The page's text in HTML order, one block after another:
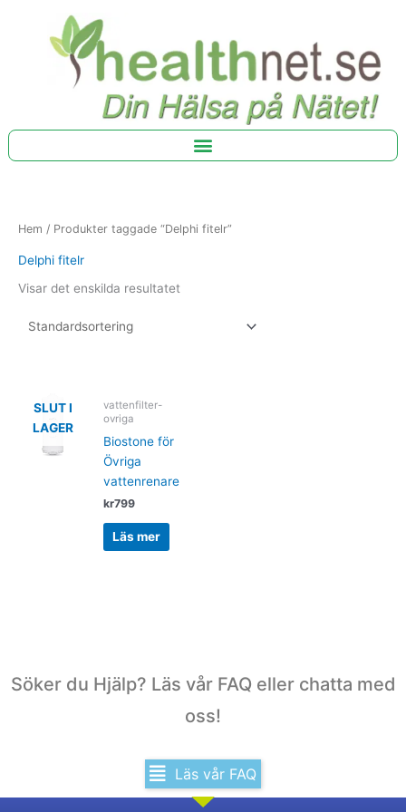
Hem / Produkter taggade “Delphi fitelr”
Delphi fitelr
Visar det enskilda resultatet
SLUT I
LAGER
vattenfilter-
ovriga
Biostone för
Övriga
vattenrenare
kr799
Läs mer
Söker du Hjälp? Läs vår FAQ eller chatta med
oss!
Läs vår FAQ